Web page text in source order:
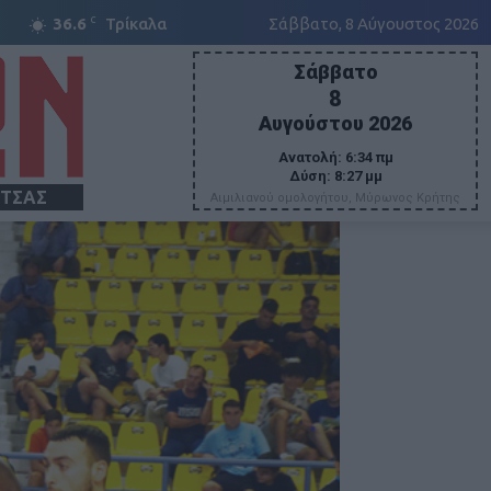
36.6 C Τρίκαλα Σάββατο, 8 Αύγουστος 2026
Σάββατο
8
Αυγούστου 2026
Ανατολή: 6:34 πμ
Δύση: 8:27 μμ
Αιμιλιανού ομολογήτου, Μύρωνος Κρήτης